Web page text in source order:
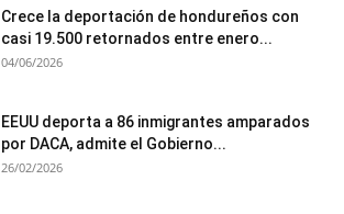
Crece la deportación de hondureños con
casi 19.500 retornados entre enero...
04/06/2026
EEUU deporta a 86 inmigrantes amparados
por DACA, admite el Gobierno...
26/02/2026